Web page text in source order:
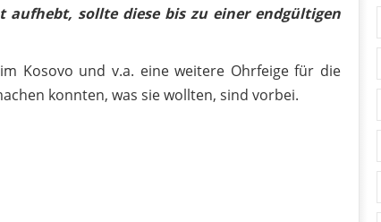
aufhebt, sollte diese bis zu einer endgültigen
Kosovo und v.a. eine weitere Ohrfeige für die
konnten, was sie wollten, sind vorbei.